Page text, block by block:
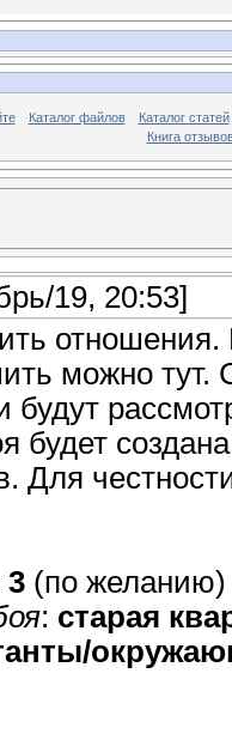
Каталог файлов
Каталог статей
Книга
19, 20:53]
отношения.
можно
будут
будет
Для
3 (по желанию)
: старая